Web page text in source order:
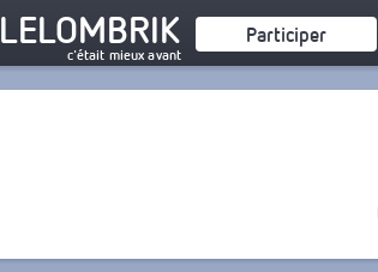
LELOMBRIK
c'était mieux avant
Participer